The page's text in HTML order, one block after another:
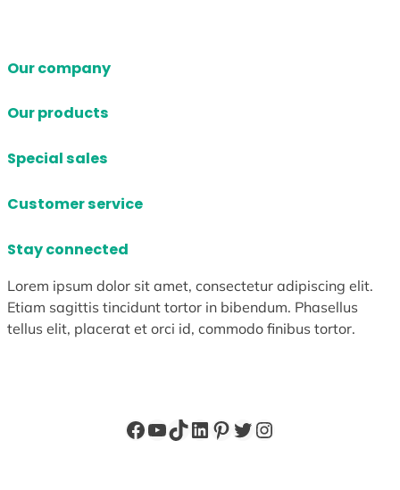
Our company
Our products
Special sales
Customer service
Stay connected
Lorem ipsum dolor sit amet, consectetur adipiscing elit.
Etiam sagittis tincidunt tortor in bibendum. Phasellus
tellus elit, placerat et orci id, commodo finibus tortor.
Facebook
YouTube
TikTok
LinkedIn
Pinterest
X Instagram